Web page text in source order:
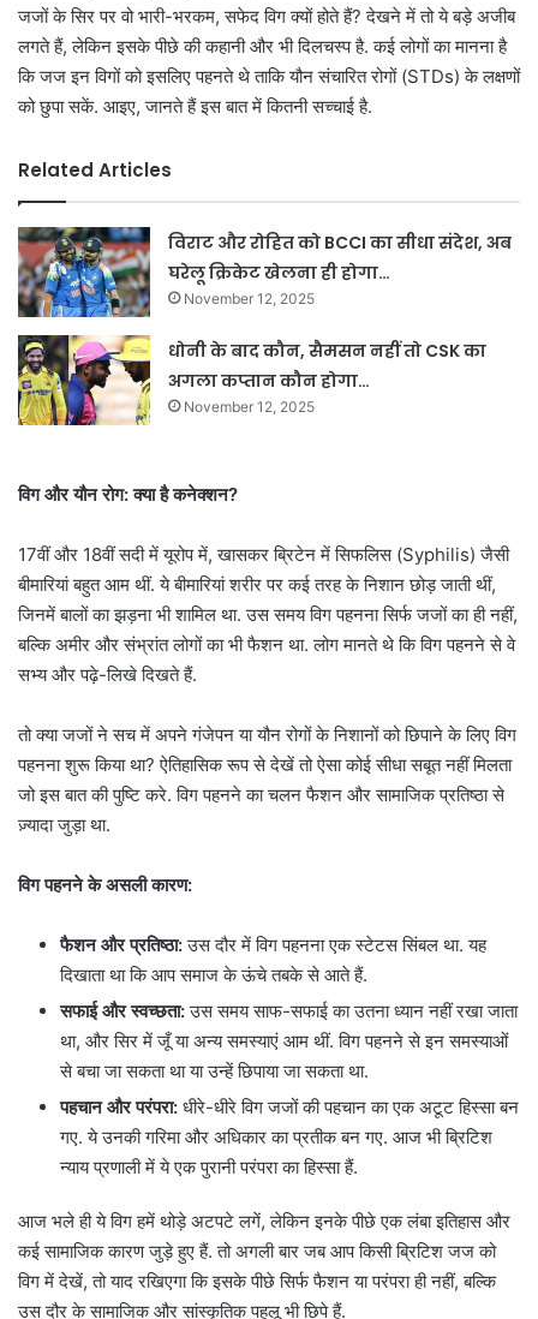
जजों के सिर पर वो भारी-भरकम, सफेद विग क्यों होते हैं? देखने में तो ये बड़े अजीब
लगते हैं, लेकिन इसके पीछे की कहानी और भी दिलचस्प है. कई लोगों का मानना है
कि जज इन विगों को इसलिए पहनते थे ताकि यौन संचारित रोगों (STDs) के लक्षणों
को छुपा सकें. आइए, जानते हैं इस बात में कितनी सच्चाई है.
Related Articles
विराट और रोहित को BCCI का सीधा संदेश, अब
घरेलू क्रिकेट खेलना ही होगा…
November 12, 2025
धोनी के बाद कौन, सैमसन नहीं तो CSK का
अगला कप्तान कौन होगा…
November 12, 2025
विग और यौन रोग: क्या है कनेक्शन?
17वीं और 18वीं सदी में यूरोप में, खासकर ब्रिटेन में सिफलिस (Syphilis) जैसी
बीमारियां बहुत आम थीं. ये बीमारियां शरीर पर कई तरह के निशान छोड़ जाती थीं,
जिनमें बालों का झड़ना भी शामिल था. उस समय विग पहनना सिर्फ जजों का ही नहीं,
बल्कि अमीर और संभ्रांत लोगों का भी फैशन था. लोग मानते थे कि विग पहनने से वे
सभ्य और पढ़े-लिखे दिखते हैं.
तो क्या जजों ने सच में अपने गंजेपन या यौन रोगों के निशानों को छिपाने के लिए विग
पहनना शुरू किया था? ऐतिहासिक रूप से देखें तो ऐसा कोई सीधा सबूत नहीं मिलता
जो इस बात की पुष्टि करे. विग पहनने का चलन फैशन और सामाजिक प्रतिष्ठा से
ज़्यादा जुड़ा था.
विग पहनने के असली कारण:
फैशन और प्रतिष्ठा:उस दौर में विग पहनना एक स्टेटस सिंबल था. यह
दिखाता था कि आप समाज के ऊंचे तबके से आते हैं.
सफाई और स्वच्छता:उस समय साफ-सफाई का उतना ध्यान नहीं रखा जाता
था, और सिर में जूँ या अन्य समस्याएं आम थीं. विग पहनने से इन समस्याओं
से बचा जा सकता था या उन्हें छिपाया जा सकता था.
पहचान और परंपरा: धीरे-धीरे विग जजों की पहचान का एक अटूट हिस्सा बन
गए. ये उनकी गरिमा और अधिकार का प्रतीक बन गए. आज भी ब्रिटिश
न्याय प्रणाली में ये एक पुरानी परंपरा का हिस्सा हैं.
आज भले ही ये विग हमें थोड़े अटपटे लगें, लेकिन इनके पीछे एक लंबा इतिहास और
कई सामाजिक कारण जुड़े हुए हैं. तो अगली बार जब आप किसी ब्रिटिश जज को
विग में देखें, तो याद रखिएगा कि इसके पीछे सिर्फ फैशन या परंपरा ही नहीं, बल्कि
उस दौर के सामाजिक और सांस्कृतिक पहलू भी छिपे हैं.